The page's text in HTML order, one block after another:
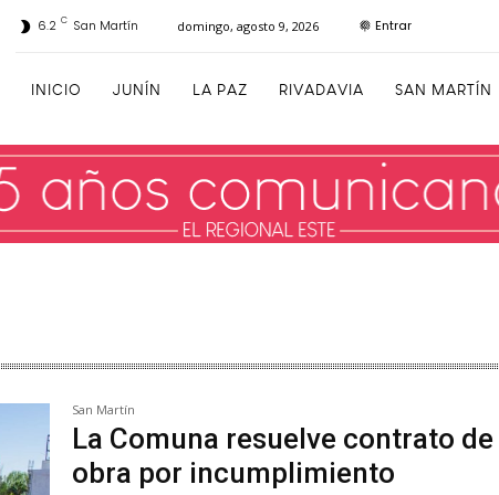
6.2 C San Martín domingo, agosto 9, 2026 Entrar
INICIO JUNÍN LA PAZ RIVADAVIA SAN MARTÍN
San Martín
La Comuna resuelve contrato de
obra por incumplimiento